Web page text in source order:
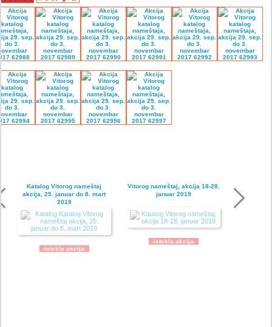
Katalog Vitorog nameštaj
akcija, 25. januar do 8. mart
2019
-istekla akcija-
Vitorog nameštaj, akcija 18-28.
januar 2019
-istekla akcija-